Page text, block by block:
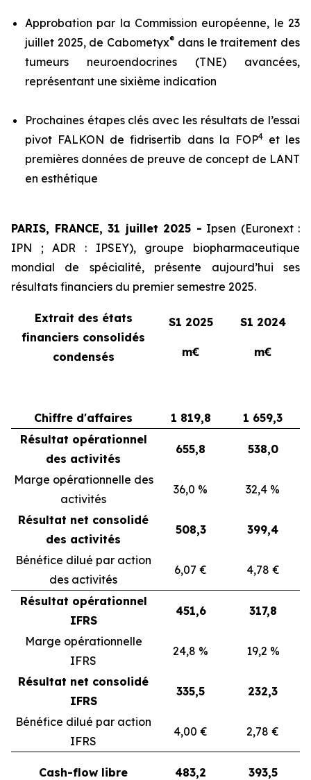
Approbation par la Commission européenne, le 23
juillet 2025, de Cabometyx® dans le traitement des
tumeurs neuroendocrines (TNE) avancées,
représentant une sixième indication
Prochaines étapes clés avec les résultats de l’essai
pivot FALKON de fidrisertib dans la FOP4et les
premières données de preuve de concept de LANT
en esthétique
PARIS, FRANCE, 31 juillet 2025 - Ipsen (Euronext :
IPN ; ADR : IPSEY), groupe biopharmaceutique
mondial de spécialité, présente aujourd’hui ses
résultats financiers du premier semestre 2025.
Extrait des états
financiers consolidés
condensés
S1 2025 S1 2024
m€ m€
Chiffre d'affaires 1 819,8
1 659,3
Résultat opérationnel
des activités
655,8 538,0
Marge opérationnelle des
activités
36,0 % 32,4 %
Résultat net consolidé
des activités
508,3 399,4
Bénéfice dilué par action
des activités
6,07 € 4,78 €
Résultat opérationnel
IFRS
451,6 317,8
Marge opérationnelle
IFRS
24,8 % 19,2 %
Résultat net consolidé
IFRS
335,5 232,3
Bénéfice dilué par action
IFRS
4,00 € 2,78 €
Cash-flow libre 483,2 393,5